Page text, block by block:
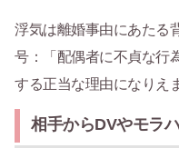
浮気は離婚事由にあたる
号：「配偶者に不貞な行
する正当な理由になりえ
相手からDVやモラ